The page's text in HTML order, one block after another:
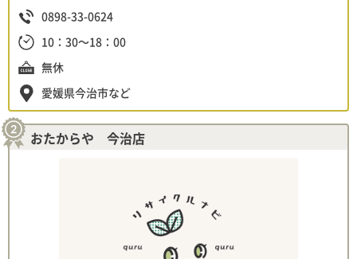
0898-33-0624
10：30～18：00
無休
愛媛県今治市など
おたからや 今治店